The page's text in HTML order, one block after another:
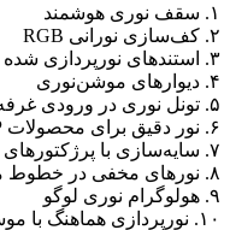
۱. سقف نوری هوشمند
۲. کف‌سازی نورانی RGB
۳. استندهای نورپردازی شده برای محصولات
۴. دیوارهای موشن‌نوری
۵. تونل نوری در ورودی غرفه
۶. نور دقیق برای محصولات VIP
۷. سایه‌سازی با پرژکتورهای پیشرفته
۸. نورهای مخفی در خطوط معماری
۹. هولوگرام نوری لوگو
۱۰. نورپردازی هماهنگ با موسیقی غرفه